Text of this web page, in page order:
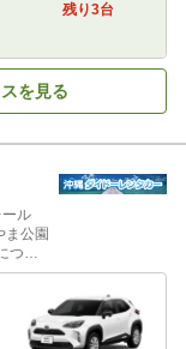
残り3台
を見る
ール
ま公園
つき
わせ